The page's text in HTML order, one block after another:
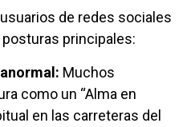
de redes sociales
principales:
Muchos
como un “Alma en
en las carreteras del